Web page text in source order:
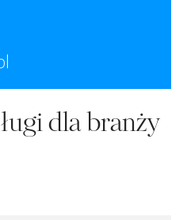
dla branży